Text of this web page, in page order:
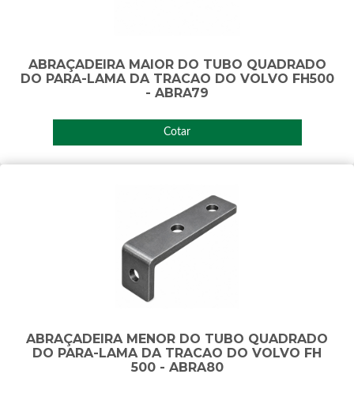
ABRAÇADEIRA MAIOR DO TUBO QUADRADO
DO PARA-LAMA DA TRACAO DO VOLVO FH500
- ABRA79
Cotar
ABRAÇADEIRA MENOR DO TUBO QUADRADO
DO PARA-LAMA DA TRACAO DO VOLVO FH
500 - ABRA80